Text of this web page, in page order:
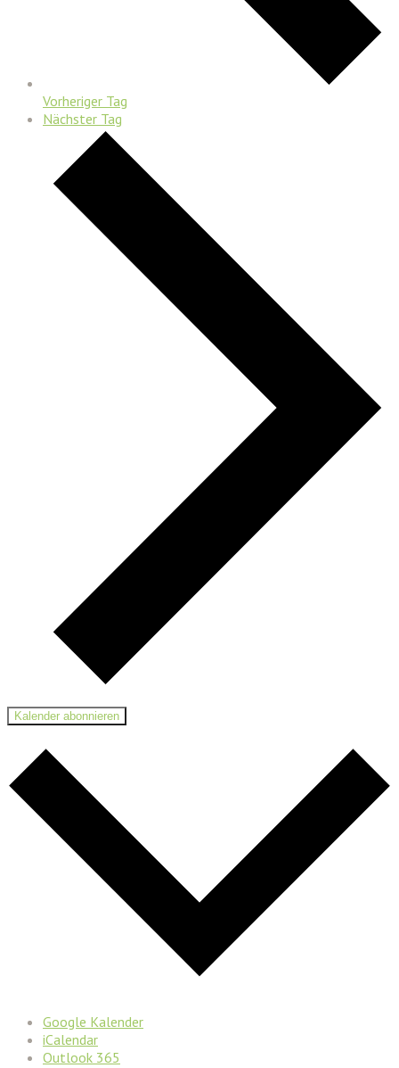
Vorheriger Tag
Nächster Tag
Kalender abonnieren
Google Kalender
iCalendar
Outlook 365